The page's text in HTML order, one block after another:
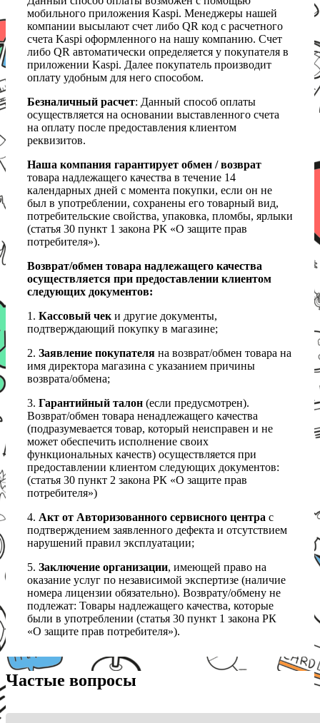
мобильного приложения Kaspi. Менеджеры нашей
компании высылают счет либо QR код с расчетного
счета Kaspi оформленного на нашу компанию. Счет
либо QR автоматически определяется у покупателя в
приложении Kaspi. Далее покупатель производит
оплату удобным для него способом.
Безналичный расчет: Данный способ оплаты
осуществляется на основании выставленного счета
на оплату после предоставления клиентом
реквизитов.
Наша компания гарантирует обмен / возврат
товара надлежащего качества в течение 14
календарных дней с момента покупки, если он не
был в употреблении, сохранены его товарный вид,
потребительские свойства, упаковка, пломбы, ярлыки
(статья 30 пункт 1 закона РК «О защите прав
потребителя»).
Возврат/обмен товара надлежащего качества
осуществляется при предоставлении клиентом
следующих документов:
1. Кассовый чек и другие документы,
подтверждающий покупку в магазине;
2. Заявление покупателя на возврат/обмен товара на
имя директора магазина с указанием причины
возврата/обмена;
3. Гарантийный талон (если предусмотрен).
Возврат/обмен товара ненадлежащего качества
(подразумевается товар, который неисправен и не
может обеспечить исполнение своих
функциональных качеств) осуществляется при
предоставлении клиентом следующих документов:
(статья 30 пункт 2 закона РК «О защите прав
потребителя»)
4. Акт от Авторизованного сервисного центра с
подтверждением заявленного дефекта и отсутствием
нарушений правил эксплуатации;
5. Заключение организации, имеющей право на
оказание услуг по независимой экспертизе (наличие
номера лицензии обязательно). Возврату/обмену не
подлежат: Товары надлежащего качества, которые
были в употреблении (статья 30 пункт 1 закона РК
«О защите прав потребителя»).
Частые вопросы